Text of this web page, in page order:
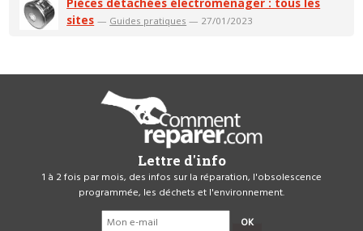
sites — Guides pratiques — 27/01/2023
Lettre d'info
1 à 2 fois par mois, des infos sur la réparation, l'obsolescence
programmée, les déchets et l'environnement.
OK